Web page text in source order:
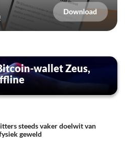
wallet Zeus,
steeds vaker doelwit van
geweld